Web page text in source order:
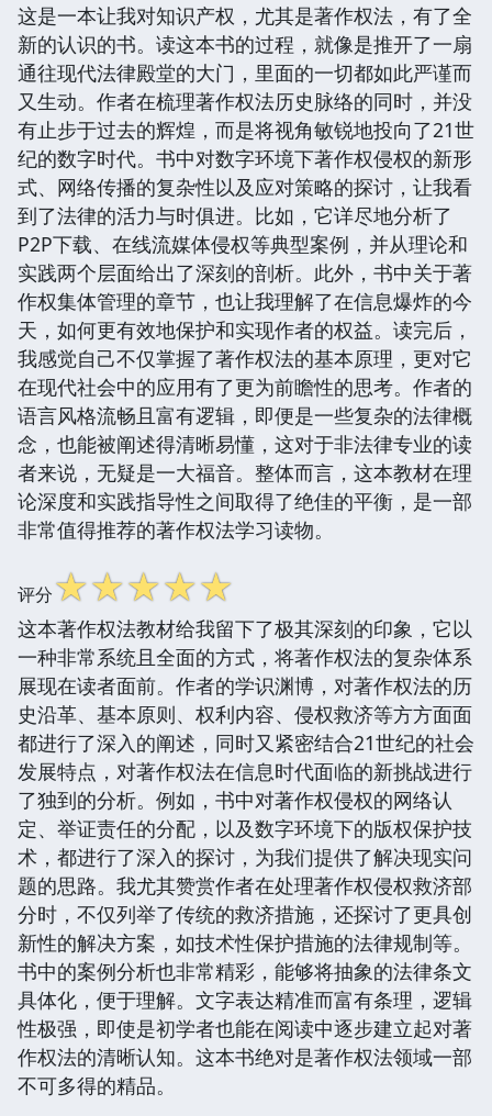
这是一本让我对知识产权，尤其是著作权法，有了全
新的认识的书。读这本书的过程，就像是推开了一扇
通往现代法律殿堂的大门，里面的一切都如此严谨而
又生动。作者在梳理著作权法历史脉络的同时，并没
有止步于过去的辉煌，而是将视角敏锐地投向了21世
纪的数字时代。书中对数字环境下著作权侵权的新形
式、网络传播的复杂性以及应对策略的探讨，让我看
到了法律的活力与时俱进。比如，它详尽地分析了
P2P下载、在线流媒体侵权等典型案例，并从理论和
实践两个层面给出了深刻的剖析。此外，书中关于著
作权集体管理的章节，也让我理解了在信息爆炸的今
天，如何更有效地保护和实现作者的权益。读完后，
我感觉自己不仅掌握了著作权法的基本原理，更对它
在现代社会中的应用有了更为前瞻性的思考。作者的
语言风格流畅且富有逻辑，即便是一些复杂的法律概
念，也能被阐述得清晰易懂，这对于非法律专业的读
者来说，无疑是一大福音。整体而言，这本教材在理
论深度和实践指导性之间取得了绝佳的平衡，是一部
非常值得推荐的著作权法学习读物。
评分☆☆☆☆☆
这本著作权法教材给我留下了极其深刻的印象，它以
一种非常系统且全面的方式，将著作权法的复杂体系
展现在读者面前。作者的学识渊博，对著作权法的历
史沿革、基本原则、权利内容、侵权救济等方方面面
都进行了深入的阐述，同时又紧密结合21世纪的社会
发展特点，对著作权法在信息时代面临的新挑战进行
了独到的分析。例如，书中对著作权侵权的网络认
定、举证责任的分配，以及数字环境下的版权保护技
术，都进行了深入的探讨，为我们提供了解决现实问
题的思路。我尤其赞赏作者在处理著作权侵权救济部
分时，不仅列举了传统的救济措施，还探讨了更具创
新性的解决方案，如技术性保护措施的法律规制等。
书中的案例分析也非常精彩，能够将抽象的法律条文
具体化，便于理解。文字表达精准而富有条理，逻辑
性极强，即使是初学者也能在阅读中逐步建立起对著
作权法的清晰认知。这本书绝对是著作权法领域一部
不可多得的精品。